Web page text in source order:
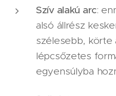
Szív alakú arc:
alsó állrész
szélesebb, körte
lépcsőzetes
egyensúlyba